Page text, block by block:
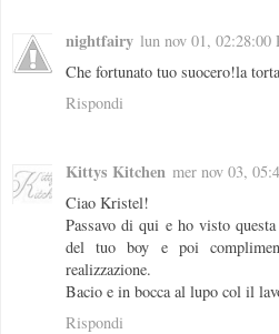
nightfairy lun nov 01, 02:28:00
Che fortunato tuo suocero!la
Rispondi
Kittys Kitchen mer nov 03,
Ciao Kristel!
Passavo di qui e ho visto
del tuo boy e poi
realizzazione.
Bacio e in bocca al lupo col il
Rispondi